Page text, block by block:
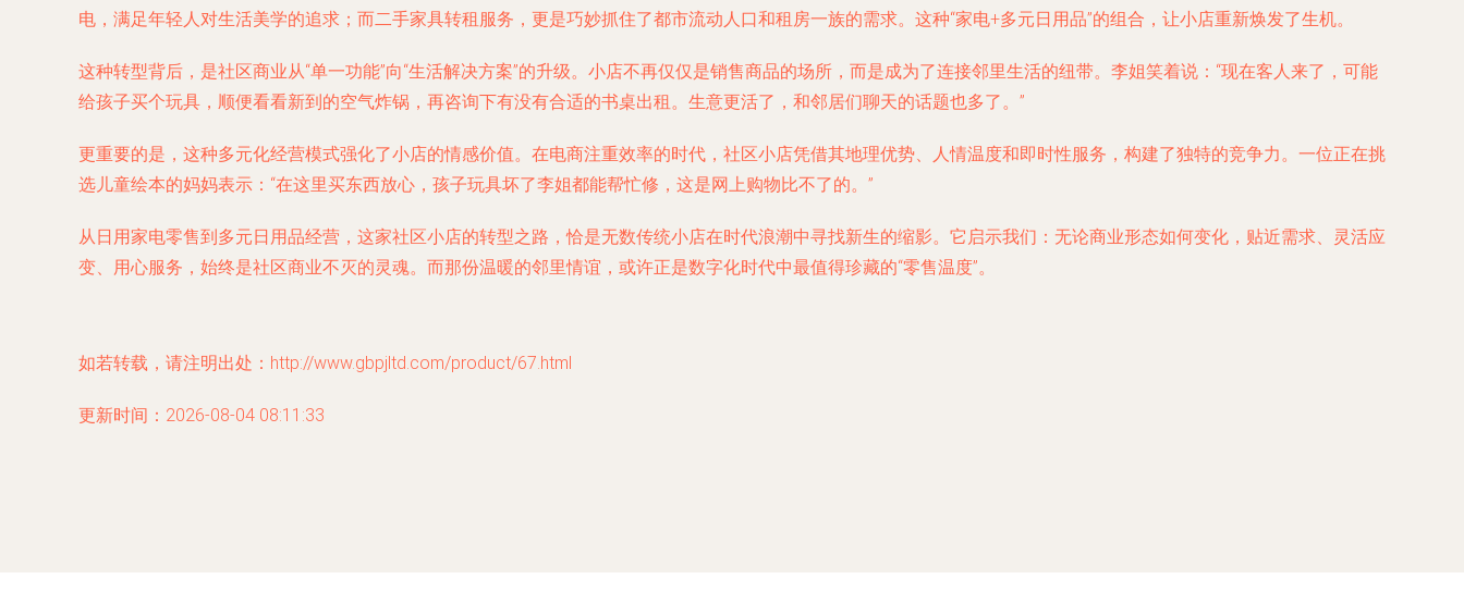
电，满足年轻人对生活美学的追求；而二手家具转租服务，更是巧妙抓住了都市流动人口和租房一族的需求。这种“家电+多元日用品”的组合，让小店重新焕发了生机。
这种转型背后，是社区商业从“单一功能”向“生活解决方案”的升级。小店不再仅仅是销售商品的场所，而是成为了连接邻里生活的纽带。李姐笑着说：“现在客人来了，可能
给孩子买个玩具，顺便看看新到的空气炸锅，再咨询下有没有合适的书桌出租。生意更活了，和邻居们聊天的话题也多了。”
更重要的是，这种多元化经营模式强化了小店的情感价值。在电商注重效率的时代，社区小店凭借其地理优势、人情温度和即时性服务，构建了独特的竞争力。一位正在挑
选儿童绘本的妈妈表示：“在这里买东西放心，孩子玩具坏了李姐都能帮忙修，这是网上购物比不了的。”
从日用家电零售到多元日用品经营，这家社区小店的转型之路，恰是无数传统小店在时代浪潮中寻找新生的缩影。它启示我们：无论商业形态如何变化，贴近需求、灵活应
变、用心服务，始终是社区商业不灭的灵魂。而那份温暖的邻里情谊，或许正是数字化时代中最值得珍藏的“零售温度”。
如若转载，请注明出处：http://www.gbpjltd.com/product/67.html
更新时间：2026-08-04 08:11:33